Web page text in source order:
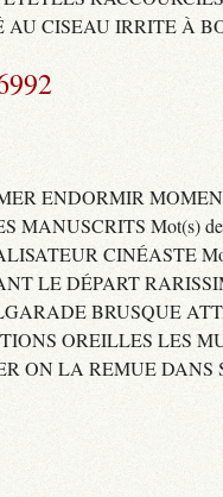
AU CISEAU IRRITE À
ENDORMIR
MANUSCRITS Mot(s) de
CINÉASTE
LE DÉPART
BRUSQUE
OREILLES LES
ON LA REMUE DANS